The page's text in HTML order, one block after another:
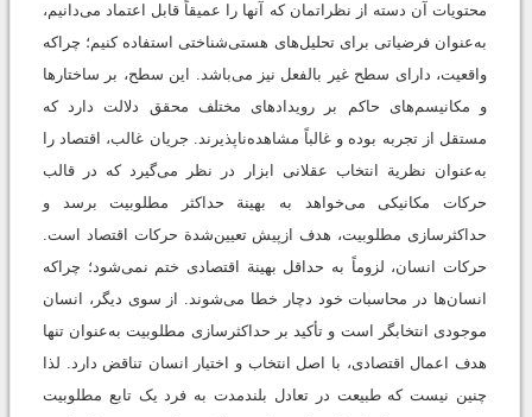
محتویات آن دسته از نظراتمان که آنها را عمیقاً قابل اعتماد می‌دانیم،
به‌عنوان فرضیاتی برای تحلیل‌های هستی‌شناختی استفاده کنیم؛ چراکه
واقعیت، دارای سطح غیر بالفعل نیز می‌باشد. این سطح، بر ساختارها
و مکانیسم‌های حاکم بر رویدادهای مختلف محقق دلالت دارد که
مستقل از تجربه بوده و غالباً مشاهده‌ناپذیرند. جریان غالب، اقتصاد را
به‌عنوان نظریة انتخاب عقلانی ابزار در نظر می‌گیرد که در قالب
حرکات مکانیکی می‌خواهد به بهینة حداکثر مطلوبیت برسد و
حداکثرسازی مطلوبیت، هدف ازپیش تعیین‌شدة حرکات اقتصاد است.
حرکات انسان، لزوماً به حداقل بهینة اقتصادی ختم نمی‌شود؛ چراکه
انسان‌ها در محاسبات خود دچار خطا می‌شوند. از سوی دیگر، انسان
موجودی انتخابگر است و تأکید بر حداکثرسازی مطلوبیت به‌عنوان تنها
هدف اعمال اقتصادی، با اصل انتخاب و اختیار انسان تناقض دارد. لذا
چنین نیست که طبیعت در تعادل بلندمدت به فرد یک تابع مطلوبیت